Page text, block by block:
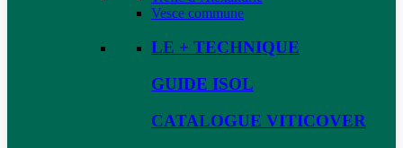
Vesce commune
LE + TECHNIQUE
GUIDE ISOL
CATALOGUE VITICOVER